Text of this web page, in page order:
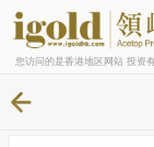
您访问的是香港地区网站 投资